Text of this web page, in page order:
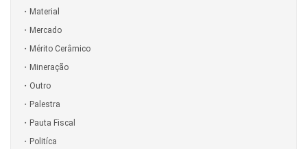
Material
Mercado
Mérito Cerâmico
Mineração
Outro
Palestra
Pauta Fiscal
Politíca